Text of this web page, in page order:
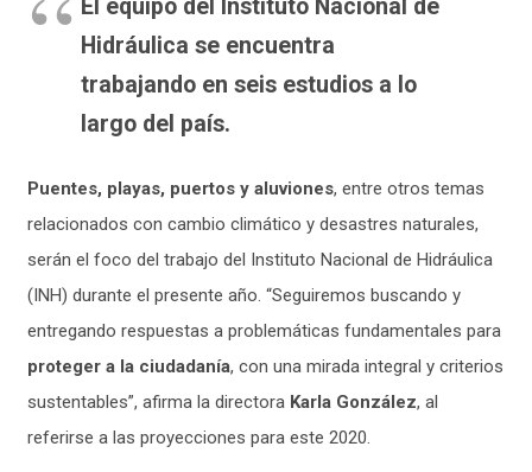
El equipo del Instituto Nacional de
Hidráulica se encuentra
trabajando en seis estudios a lo
largo del país.
Puentes, playas, puertos y aluviones, entre otros temas
relacionados con cambio climático y desastres naturales,
serán el foco del trabajo del Instituto Nacional de Hidráulica
(INH) durante el presente año. “Seguiremos buscando y
entregando respuestas a problemáticas fundamentales para
proteger a la ciudadanía, con una mirada integral y criterios
sustentables”, afirma la directora Karla González, al
referirse a las proyecciones para este 2020.